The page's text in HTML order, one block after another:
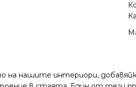
нашите интериори,